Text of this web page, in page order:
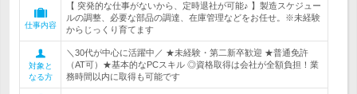
仕事内容
【 突発的な仕事がないから、定時退社が可能♪ 】製造スケジュー
ルの調整、必要な部品の調達、在庫管理などをお任せ。※未経験
からじっくり育てます
対象と
なる方
＼30代が中心に活躍中／ ★未経験・第二新卒歓迎 ★普通免許
（AT可）★基本的なPCスキル ◎資格取得は会社が全額負担！業
務時間以内に取得も可能です